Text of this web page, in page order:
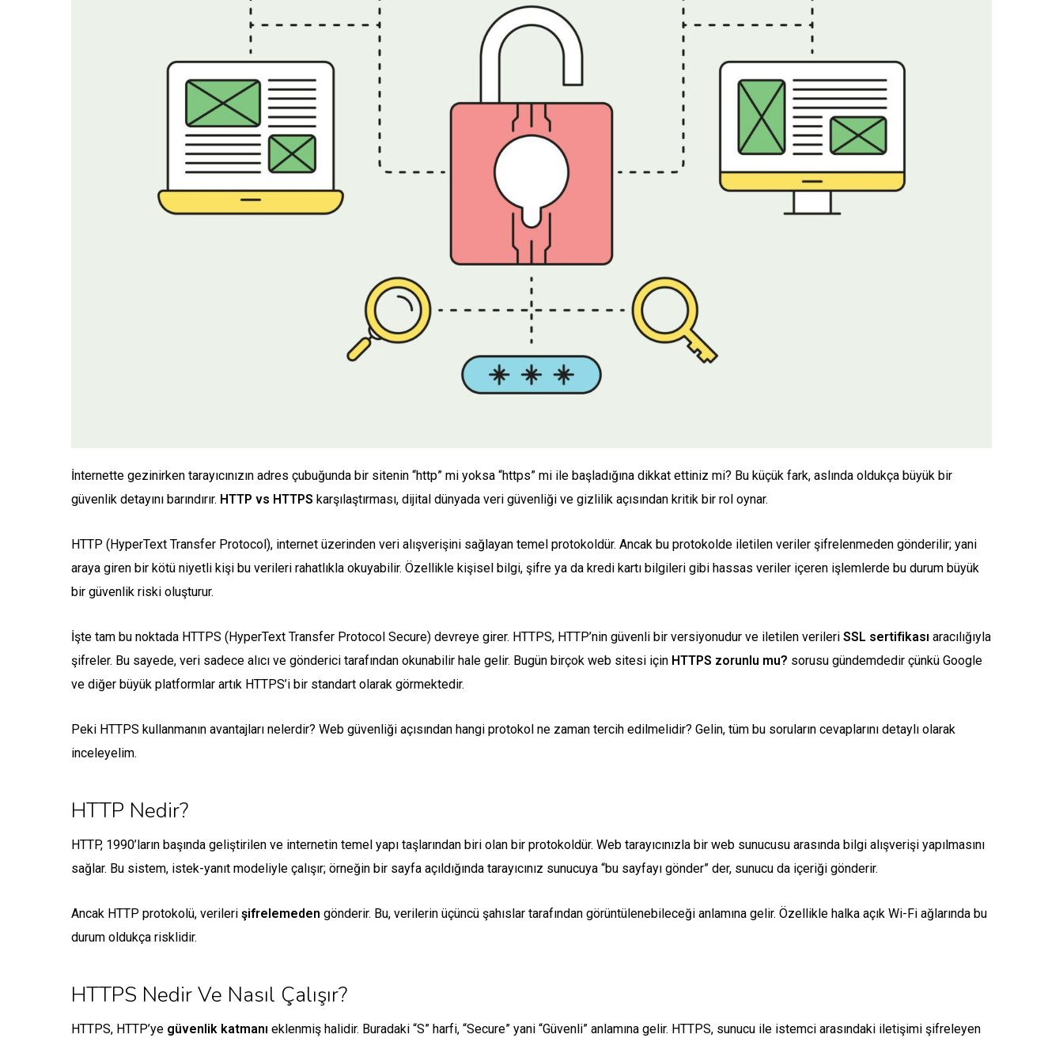
İnternette gezinirken tarayıcınızın adres çubuğunda bir sitenin “http” mi yoksa “https” mi ile başladığına dikkat ettiniz mi? Bu küçük fark, aslında oldukça büyük bir
güvenlik detayını barındırır. HTTP vs HTTPS karşılaştırması, dijital dünyada veri güvenliği ve gizlilik açısından kritik bir rol oynar.
HTTP (HyperText Transfer Protocol), internet üzerinden veri alışverişini sağlayan temel protokoldür. Ancak bu protokolde iletilen veriler şifrelenmeden gönderilir; yani
araya giren bir kötü niyetli kişi bu verileri rahatlıkla okuyabilir. Özellikle kişisel bilgi, şifre ya da kredi kartı bilgileri gibi hassas veriler içeren işlemlerde bu durum büyük
bir güvenlik riski oluşturur.
İşte tam bu noktada HTTPS (HyperText Transfer Protocol Secure) devreye girer. HTTPS, HTTP’nin güvenli bir versiyonudur ve iletilen verileri SSL sertifikası aracılığıyla
şifreler. Bu sayede, veri sadece alıcı ve gönderici tarafından okunabilir hale gelir. Bugün birçok web sitesi için HTTPS zorunlu mu? sorusu gündemdedir çünkü Google
ve diğer büyük platformlar artık HTTPS’i bir standart olarak görmektedir.
Peki HTTPS kullanmanın avantajları nelerdir? Web güvenliği açısından hangi protokol ne zaman tercih edilmelidir? Gelin, tüm bu soruların cevaplarını detaylı olarak
inceleyelim.
HTTP Nedir?
HTTP, 1990’ların başında geliştirilen ve internetin temel yapı taşlarından biri olan bir protokoldür. Web tarayıcınızla bir web sunucusu arasında bilgi alışverişi yapılmasını
sağlar. Bu sistem, istek-yanıt modeliyle çalışır; örneğin bir sayfa açıldığında tarayıcınız sunucuya “bu sayfayı gönder” der, sunucu da içeriği gönderir.
Ancak HTTP protokolü, verileri şifrelemeden gönderir. Bu, verilerin üçüncü şahıslar tarafından görüntülenebileceği anlamına gelir. Özellikle halka açık Wi-Fi ağlarında bu
durum oldukça risklidir.
HTTPS Nedir Ve Nasıl Çalışır?
HTTPS, HTTP’ye güvenlik katmanı eklenmiş halidir. Buradaki “S” harfi, “Secure” yani “Güvenli” anlamına gelir. HTTPS, sunucu ile istemci arasındaki iletişimi şifreleyen